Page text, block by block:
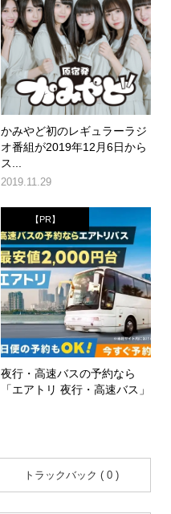
かみやど初のレギュラーラジ
オ番組が2019年12月6日から
ス...
2019.11.29
【PR】
夜行・高速バスの予約なら
「エアトリ 夜行・高速バス」
トラックバック ( 0 )